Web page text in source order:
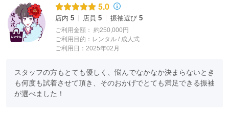
5.0
店内 5 店員 5 振袖選び 5
ご利用金額： 約250,000円
ご利用目的： レンタル / 成人式
ご利用日：2025年02月
スタッフの方もとても優しく、悩んでなかなか決まらないとき
も何度も試着させて頂き、そのおかげでとても満足できる振袖
が選べました！